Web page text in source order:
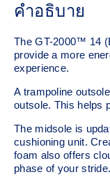
คำอธิบาย
The GT-2000™ 14
provide a more
experience.
A trampoline
outsole. This helps
The midsole is
cushioning unit.
foam also offers
phase of your stride. ​